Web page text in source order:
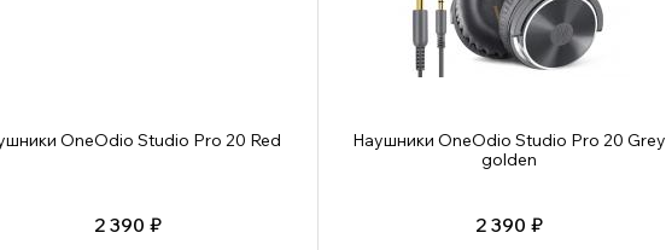
OneOdio Studio Pro 20 Red
2 390 ₽
Наушники OneOdio Studio Pro 20 Grey
golden
2 390 ₽